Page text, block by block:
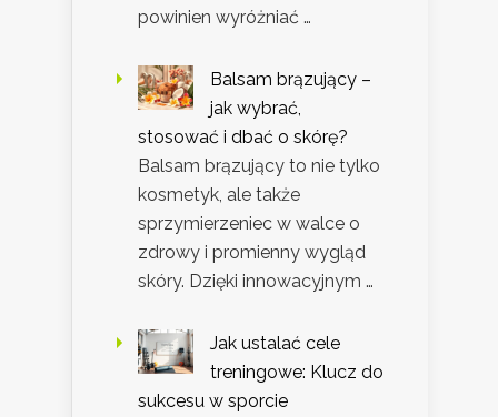
powinien wyróżniać …
Balsam brązujący –
jak wybrać,
stosować i dbać o skórę?
Balsam brązujący to nie tylko
kosmetyk, ale także
sprzymierzeniec w walce o
zdrowy i promienny wygląd
skóry. Dzięki innowacyjnym …
Jak ustalać cele
treningowe: Klucz do
sukcesu w sporcie